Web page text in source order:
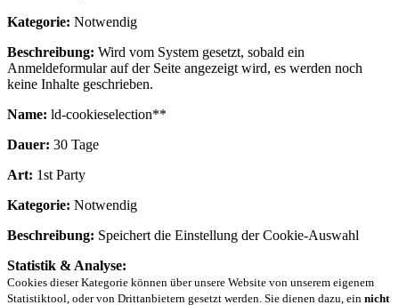
Kategorie: Notwendig
Beschreibung: Wird vom System gesetzt, sobald ein
Anmeldeformular auf der Seite angezeigt wird, es werden noch
keine Inhalte geschrieben.
Name: ld-cookieselection**
Dauer: 30 Tage
Art: 1st Party
Kategorie: Notwendig
Beschreibung: Speichert die Einstellung der Cookie-Auswahl
Statistik & Analyse:
Cookies dieser Kategorie können über unsere Website von unserem eigenem
Statistiktool, oder von Drittanbietern gesetzt werden. Sie dienen dazu, ein nicht